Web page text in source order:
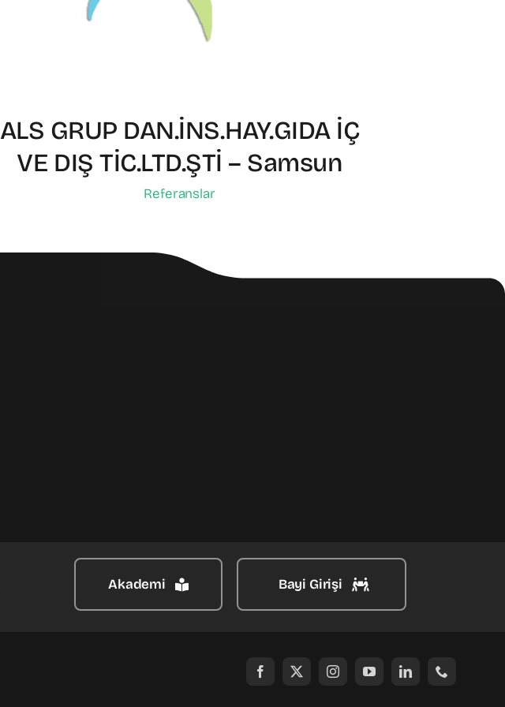
ALS GRUP DAN.İNS.HAY.GIDA İÇ
VE DIŞ TİC.LTD.ŞTİ – Samsun
Referanslar
Akademi Bayi Girişi